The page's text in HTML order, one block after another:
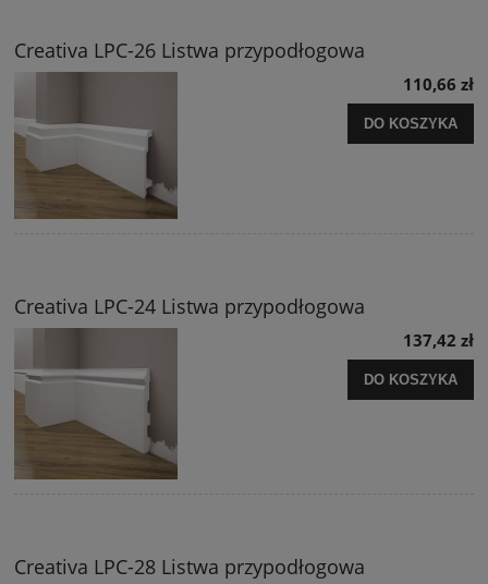
Creativa LPC-26 Listwa przypodłogowa
110,66 zł
DO KOSZYKA
Creativa LPC-24 Listwa przypodłogowa
137,42 zł
DO KOSZYKA
Creativa LPC-28 Listwa przypodłogowa